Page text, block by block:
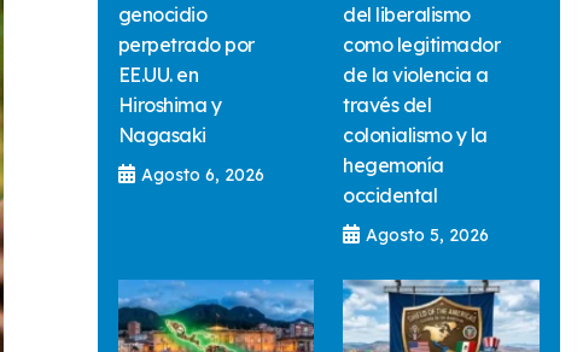
genocidio
perpetrado por
EE.UU. en
Hiroshima y
Nagasaki
Agosto 6, 2026
del liberalismo
como legitimador
de la violencia a
través del
colonialismo y la
hegemonía
occidental
Agosto 5, 2026